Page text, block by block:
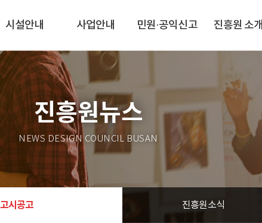
시설안내 사업안내 민원·공익신고 진흥원 소개
진흥원뉴스
NEWS DESIGN COUNCIL BUSAN
시공고 진흥원소식